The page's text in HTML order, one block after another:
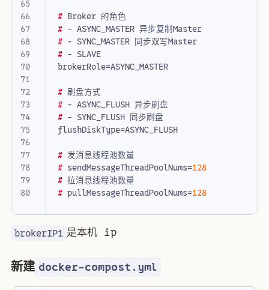
65
66
67
68
69
70
71
72
74
75
76
77
78
79
80
# Broker 的角色
# - ASYNC_MASTER 异步复制Master
# - SYNC_MASTER 同步双写Master
# - SLAVE
brokerRole=ASYNC_MASTER
# 刷盘方式
# - ASYNC_FLUSH 异步刷盘
# - SYNC_FLUSH 同步刷盘
flushDiskType=ASYNC_FLUSH
# 发消息线程池数量
# sendMessageThreadPoolNums=128
# 拉消息线程池数量
# pullMessageThreadPoolNums=128
brokerIP1 是本机 ip
新建 docker-compost.yml